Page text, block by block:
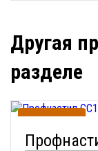
Другая
разделе
В наличии